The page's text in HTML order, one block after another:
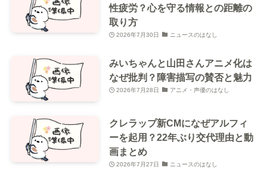
性疲労？心を守る情報との距離の
取り方
2026年7月30日 ニュースのはなし
みいちゃんと山田さんアニメ化は
なぜ批判？障害描写の賛否と魅力
2026年7月28日 アニメ・声優のはなし
クレラップ新CMになぜアルフィ
ーを起用？22年ぶり交代理由と動
画まとめ
2026年7月27日 ニュースのはなし